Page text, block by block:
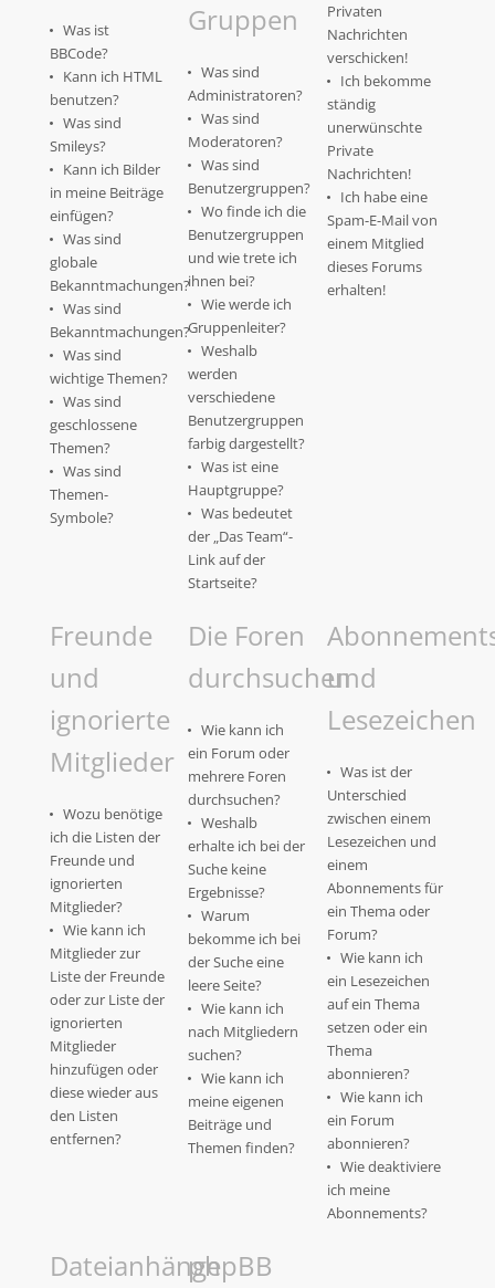
Was ist
BBCode?
Kann ich HTML
benutzen?
Was sind
Smileys?
Kann ich Bilder
in meine Beiträge
einfügen?
Was sind
globale
Bekanntmachungen?
Was sind
Bekanntmachungen?
Was sind
wichtige Themen?
Was sind
geschlossene
Themen?
Was sind
Themen-
Symbole?
Gruppen
Was sind
Administratoren?
Was sind
Moderatoren?
Was sind
Benutzergruppen?
Wo finde ich die
Benutzergruppen
und wie trete ich
ihnen bei?
Wie werde ich
Gruppenleiter?
Weshalb
werden
verschiedene
Benutzergruppen
farbig dargestellt?
Was ist eine
Hauptgruppe?
Was bedeutet
der „Das Team“-
Link auf der
Startseite?
Privaten
Nachrichten
verschicken!
Ich bekomme
ständig
unerwünschte
Private
Nachrichten!
Ich habe eine
Spam-E-Mail von
einem Mitglied
dieses Forums
erhalten!
Freunde
und
ignorierte
Mitglieder
Wozu benötige
ich die Listen der
Freunde und
ignorierten
Mitglieder?
Wie kann ich
Mitglieder zur
Liste der Freunde
oder zur Liste der
ignorierten
Mitglieder
hinzufügen oder
diese wieder aus
den Listen
entfernen?
Die Foren
durchsuchen
Wie kann ich
ein Forum oder
mehrere Foren
durchsuchen?
Weshalb
erhalte ich bei der
Suche keine
Ergebnisse?
Warum
bekomme ich bei
der Suche eine
leere Seite?
Wie kann ich
nach Mitgliedern
suchen?
Wie kann ich
meine eigenen
Beiträge und
Themen finden?
und
Lesezeichen
Was ist der
Unterschied
zwischen einem
Lesezeichen und
einem
Abonnements für
ein Thema oder
Forum?
Wie kann ich
ein Lesezeichen
auf ein Thema
setzen oder ein
Thema
abonnieren?
Wie kann ich
ein Forum
abonnieren?
Wie deaktiviere
ich meine
Abonnements?
DateianhängephpBB